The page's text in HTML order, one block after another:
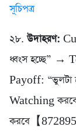
সূচিপত্র
২৮.উদাহরণ:
ধ্বংস হচ্ছে” →
Payoff: “ভুলটা
Watching
করবে【